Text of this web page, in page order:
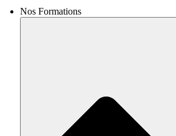
Nos Formations